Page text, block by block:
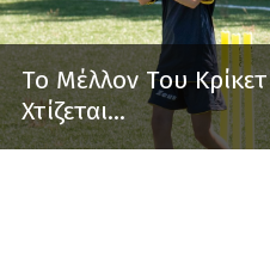
Το Μέλλον Του Κρίκετ
Χτίζεται...